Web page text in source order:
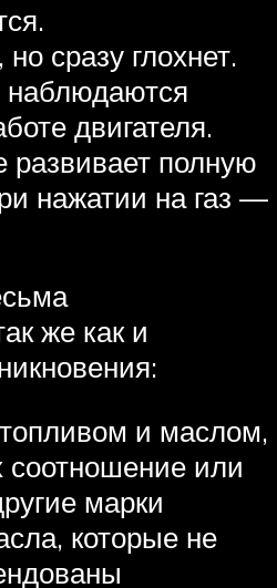
сразу глохнет.
наблюдаются
двигателя.
развивает полную
нажатии на газ —
же как и
и маслом,
или
марки
которые не